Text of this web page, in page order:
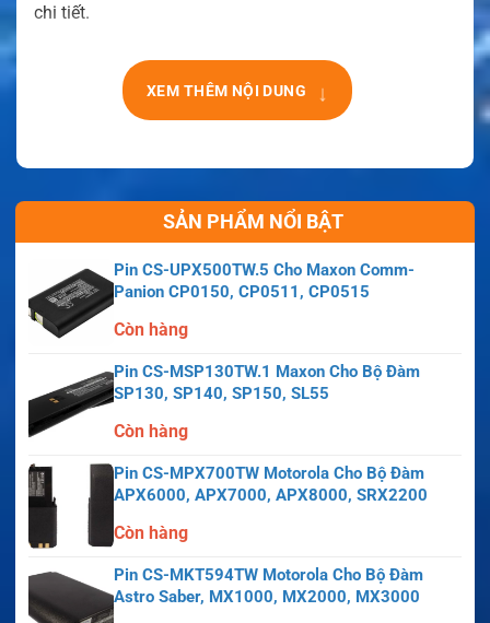
chi tiết.
XEM THÊM NỘI DUNG ↓
SẢN PHẨM NỔI BẬT
Pin CS-UPX500TW.5 Cho Maxon Comm-
Panion CP0150, CP0511, CP0515
Còn hàng
Pin CS-MSP130TW.1 Maxon Cho Bộ Đàm
SP130, SP140, SP150, SL55
Còn hàng
Pin CS-MPX700TW Motorola Cho Bộ Đàm
APX6000, APX7000, APX8000, SRX2200
Còn hàng
Pin CS-MKT594TW Motorola Cho Bộ Đàm
Astro Saber, MX1000, MX2000, MX3000